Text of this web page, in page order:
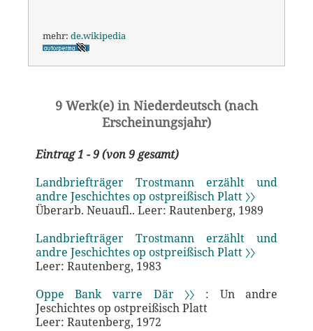
mehr: de.wikipedia
9 Werk(e) in Niederdeutsch (nach
Erscheinungsjahr)
Eintrag 1 - 9 (von 9 gesamt)
Landbriefträger Trostmann erzählt und
andre Jeschichtes op ostpreißisch Platt 〉〉
Überarb. Neuaufl.. Leer: Rautenberg, 1989
Landbriefträger Trostmann erzählt und
andre Jeschichtes op ostpreißisch Platt 〉〉
Leer: Rautenberg, 1983
Oppe Bank varre Där 〉〉 : Un andre
Jeschichtes op ostpreißisch Platt
Leer: Rautenberg, 1972